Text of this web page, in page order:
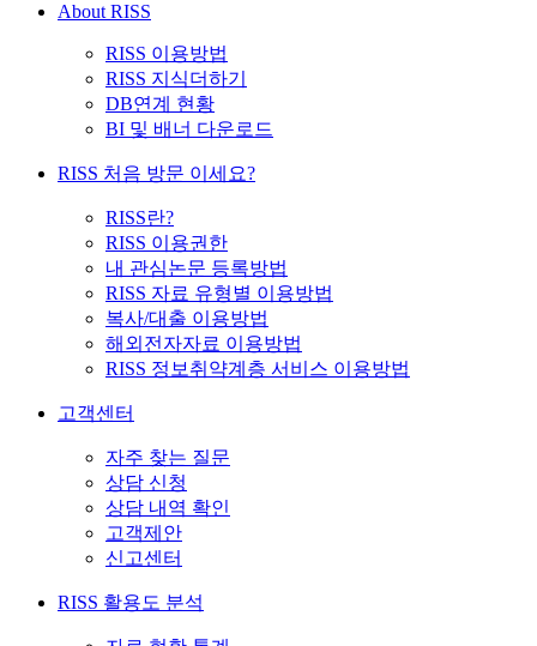
About RISS
RISS 이용방법
RISS 지식더하기
DB연계 현황
BI 및 배너 다운로드
RISS 처음 방문 이세요?
RISS란?
RISS 이용권한
내 관심논문 등록방법
RISS 자료 유형별 이용방법
복사/대출 이용방법
해외전자자료 이용방법
RISS 정보취약계층 서비스 이용방법
고객센터
자주 찾는 질문
상담 신청
상담 내역 확인
고객제안
신고센터
RISS 활용도 분석